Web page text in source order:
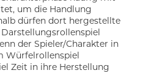
um die Handlung
dürfen dort hergestellte
der Spieler/Charakter in
Würfelrollenspiel
Zeit in ihre Herstellung